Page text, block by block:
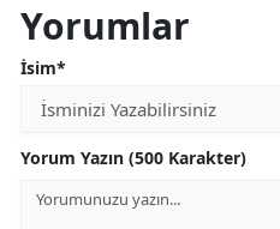
Yorumlar
İsim*
Yorum Yazın (500 Karakter)